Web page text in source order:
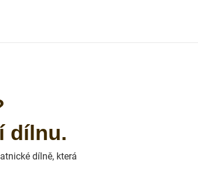
dílnu.
dílně, která